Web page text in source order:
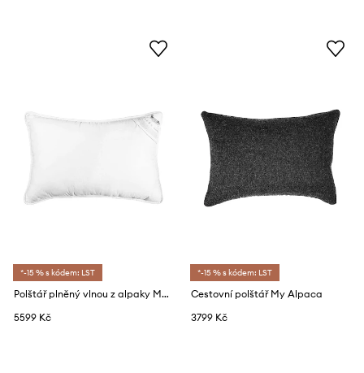
*-15 % s kódem: LST
Polštář plněný vlnou z alpaky My Alpaca 40 x 80 cm
5599 Kč
*-15 % s kódem: LST
Cestovní polštář My Alpaca
3799 Kč